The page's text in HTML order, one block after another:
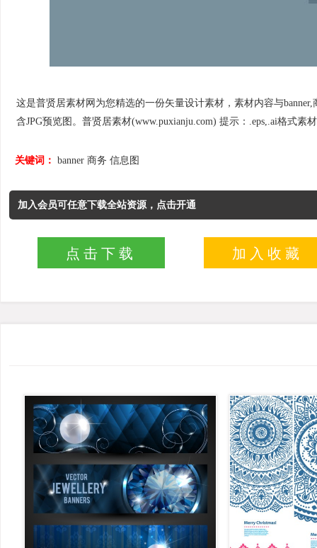
这是普贤居素材网为您精选的一份矢量设计素材，素材内容与
含JPG预览图。普贤居素材(www.puxianju.com) 提示：.eps,.ai格式素
关键词： banner 商务 信息图
加入会员可任意下载全站资源，点击开通
点击下载 加入收藏